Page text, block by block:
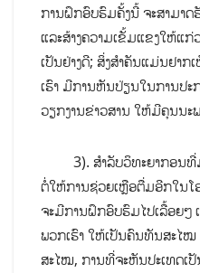
ການຝຶກອົບຮົມຄັ້ງນີ້ ຈະສາມາດ
ແລະສ້າງຄວາມເຂັ້ມແຂງໃຫ້ແ
ເປັນຢ່າງດີ; ສິ່ງສໍາຄັນແມ່ນຢາກ
ເຮົາ ມີການຫັນປ່ຽນໃນການປະ
ວຽກງານຂ່າວສານ ໃຫ້ມີຄຸນນະ
3). ສໍາລັບວິທະຍາກອນທີ່ມ
ຕໍ່ໃຫ້ການຊ່ວຍເຫຼືອຕື່ມອີກໃນໂ
ຈະມີການຝຶກອົບຮົມໄປເລື້ອຍໆ
ພວກເຮົາ ໃຫ້ເປັນຄົນທັນສະໄ
ສະໄໝ, ການທີ່ຈະຫັນປະເທດເ